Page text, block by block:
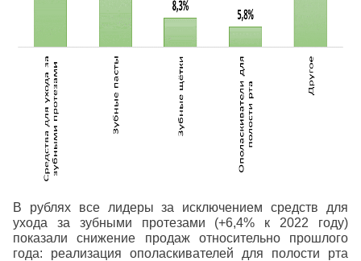
В рублях все лидеры за исключением средств для
ухода за зубными протезами (+6,4% к 2022 году)
показали снижение продаж относительно прошлого
года: реализация ополаскивателей для полости рта